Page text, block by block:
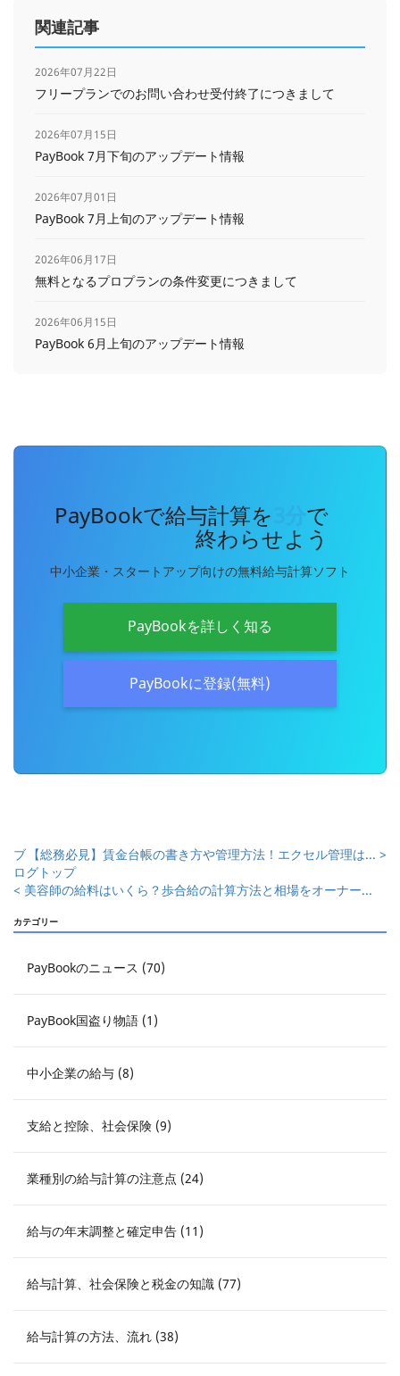
関連記事
2026年07月22日
フリープランでのお問い合わせ受付終了につきまして
2026年07月15日
PayBook 7月下旬のアップデート情報
2026年07月01日
PayBook 7月上旬のアップデート情報
2026年06月17日
無料となるプロプランの条件変更につきまして
2026年06月15日
PayBook 6月上旬のアップデート情報
PayBookで給与計算を で
終わらせよう
中小企業・スタートアップ向けの無料給与計算ソフト
PayBookを詳しく知る
PayBookに登録(無料)
【総務必見】賃金台帳の書き方や管理方法！エクセル管理は... >
ブ
ログトップ
< 美容師の給料はいくら？歩合給の計算方法と相場をオーナー...
カテゴリー
PayBookのニュース (70)
PayBook国盗り物語 (1)
中小企業の給与 (8)
支給と控除、社会保険 (9)
業種別の給与計算の注意点 (24)
給与の年末調整と確定申告 (11)
給与計算、社会保険と税金の知識 (77)
給与計算の方法、流れ (38)